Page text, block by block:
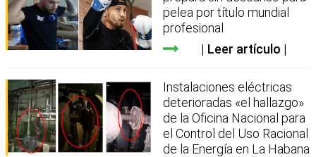
pelea por título mundial
profesional
Leer artículo
Instalaciones eléctricas
deterioradas «el hallazgo»
de la Oficina Nacional para
el Control del Uso Racional
de la Energía en La Habana